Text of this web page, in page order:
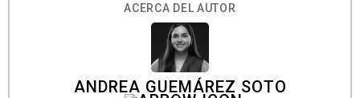
ACERCA DEL AUTOR
ANDREA GUEMÁREZ SOTO